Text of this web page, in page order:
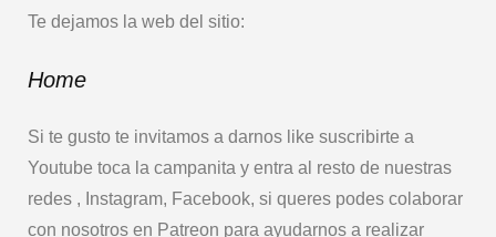
Te dejamos la web del sitio:
Home
Si te gusto te invitamos a darnos like suscribirte a
Youtube toca la campanita y entra al resto de nuestras
redes , Instagram, Facebook, si queres podes colaborar
con nosotros en Patreon para ayudarnos a realizar